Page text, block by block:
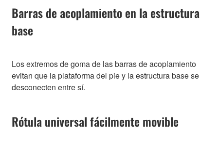
Barras de acoplamiento en la estructura
base
Los extremos de goma de las barras de acoplamiento
evitan que la plataforma del pie y la estructura base se
desconecten entre sí.
Rótula universal fácilmente movible